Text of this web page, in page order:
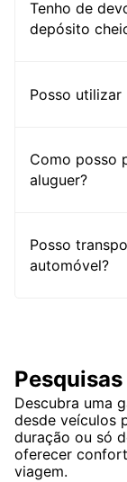
Tenho de
depósito
Posso
Como posso
aluguer?
Posso
automóvel?
Descubra uma
desde veículos
duração ou só
oferecer
viagem.